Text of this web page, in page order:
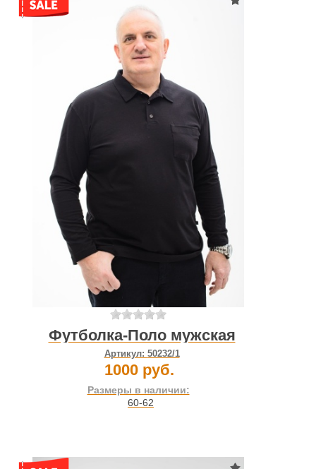
Футболка-Поло мужская
Артикул: 50232/1
1000 руб.
Размеры в наличии:
60-62